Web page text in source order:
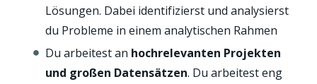
Lösungen. Dabei identifizierst und analysierst
du Probleme in einem analytischen Rahmen
Du arbeitest an hochrelevanten Projekten
und großen Datensätzen. Du arbeitest eng